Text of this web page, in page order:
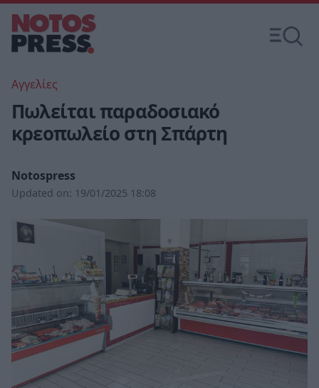
Αγγελίες
Πωλείται παραδοσιακό
κρεοπωλείο στη Σπάρτη
Notospress
Updated on: 19/01/2025 18:08